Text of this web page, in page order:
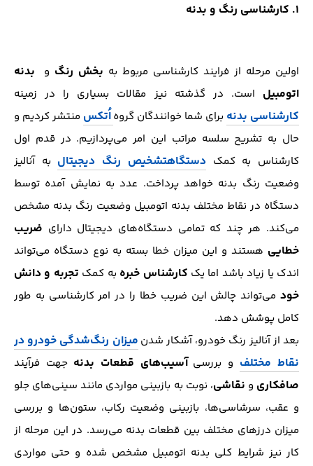
1. کارشناسی رنگ و بدنه
اولین مرحله از فرایند کارشناسی مربوط به بخش رنگ و
بدنه
اتومبیل است. در گذشته نیز مقالات بسیاری را در زمینه
کارشناسی بدنه برای شما خوانندگان گروهاُتکس منتشر کردیم و
حال به تشریح سلسه مراتب این امر می‌پردازیم. در قدم اول
کارشناس به کمکدستگاهتشخیص رنگ دیجیتال به آنالیز
وضعیت رنگ‌ بدنه خواهد پرداخت. عدد به نمایش آمده توسط
دستگاه در نقاط مختلف بدنه اتومبیل وضعیت رنگ بدنه مشخص
می‌کند. هر چند که تمامی دستگاه‌های دیجیتال دارای ضریب‌
خطایی هستند و این میزان خطا بسته به نوع دستگاه می‌تواند
اندک یا زیاد باشد اما یک کارشناس خبره به کمک تجربه و دانش
خود می‌تواند چالش این ضریب خطا را در امر کارشناسی به طور
کامل پوشش دهد.
بعد از آنالیز رنگ‌ خودرو، آشکار شدن میزان رنگ‌شدگی خودرو در
نقاط مختلف و بررسی آسیب‌های قطعات بدنهجهت فرآیند
صافکاری و نقاشی، نوبت به بازبینی مواردی مانند سینی‌های جلو
و عقب، سرشاسی‌ها، بازبینی وضعیت رکاب، ستون‌ها و بررسی
میزان درز‌های مختلف بین قطعات بدنه می‌رسد. در این مرحله از
کار نیز شرایط کلی بدنه اتومبیل مشخص شده و حتی مواردی